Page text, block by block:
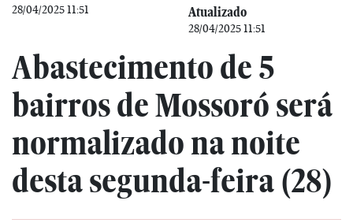
28/04/2025 11:51 Atualizado
28/04/2025 11:51
Abastecimento de 5
bairros de Mossoró será
normalizado na noite
desta segunda-feira (28)